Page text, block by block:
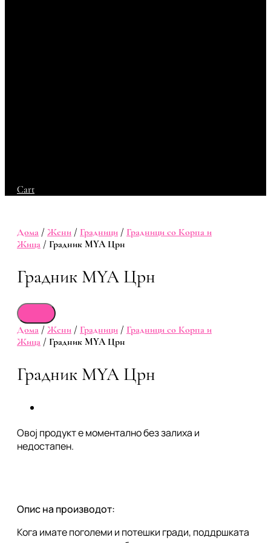
Cart
Дома / Жени / Градници / Градници со Корпа и
Жица / Градник MYA Црн
Градник MYA Црн
Дома / Жени / Градници / Градници со Корпа и
Жица / Градник MYA Црн
Градник MYA Црн
Овој продукт е моментално без залиха и
недостапен.
Опис на производот:
Кога имате поголеми и потешки гради, поддршката